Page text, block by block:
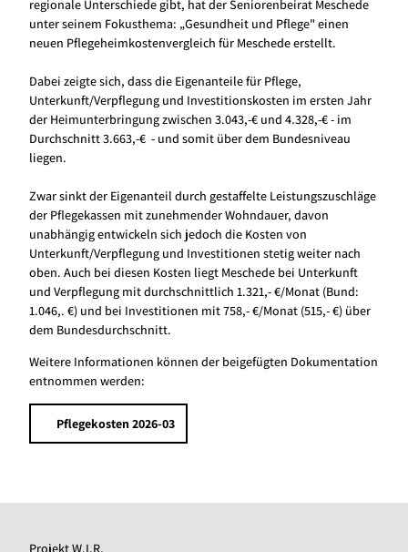
regionale Unterschiede gibt, hat der Seniorenbeirat Meschede
unter seinem Fokusthema: „Gesundheit und Pflege" einen
neuen Pflegeheimkostenvergleich für Meschede erstellt.
Dabei zeigte sich, dass die Eigenanteile für Pflege,
Unterkunft/Verpflegung und Investitionskosten im ersten Jahr
der Heimunterbringung zwischen 3.043,-€ und 4.328,-€ - im
Durchschnitt 3.663,-€ - und somit über dem Bundesniveau
liegen.
Zwar sinkt der Eigenanteil durch gestaffelte Leistungszuschläge
der Pflegekassen mit zunehmender Wohndauer, davon
unabhängig entwickeln sich jedoch die Kosten von
Unterkunft/Verpflegung und Investitionen stetig weiter nach
oben. Auch bei diesen Kosten liegt Meschede bei Unterkunft
und Verpflegung mit durchschnittlich 1.321,- €/Monat (Bund:
1.046,. €) und bei Investitionen mit 758,- €/Monat (515,- €) über
dem Bundesdurchschnitt.
Weitere Informationen können der beigefügten Dokumentation
entnommen werden:
Pflegekosten 2026-03
Projekt W.I.R.